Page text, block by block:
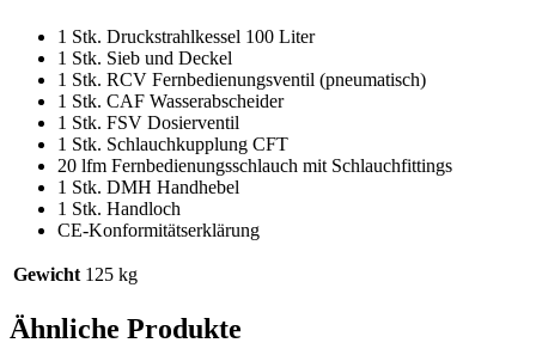
1 Stk. Druckstrahlkessel 100 Liter
1 Stk. Sieb und Deckel
1 Stk. RCV Fernbedienungsventil (pneumatisch)
1 Stk. CAF Wasserabscheider
1 Stk. FSV Dosierventil
1 Stk. Schlauchkupplung CFT
20 lfm Fernbedienungsschlauch mit Schlauchfittings
1 Stk. DMH Handhebel
1 Stk. Handloch
CE-Konformitätserklärung
Gewicht 125 kg
Ähnliche Produkte